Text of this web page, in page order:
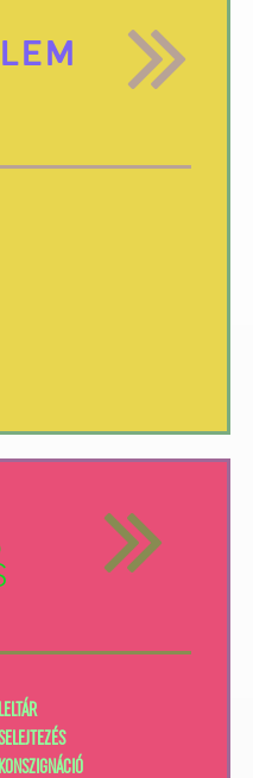
LELTÁR
KONSZIGNÁCIÓ